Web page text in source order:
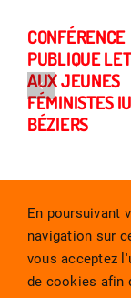
CONFÉRENCE
PUBLIQUE
AUX JEUNES
FÉMINISTES
BÉZIERS
En poursuivant
navigation sur
vous acceptez
de cookies afin